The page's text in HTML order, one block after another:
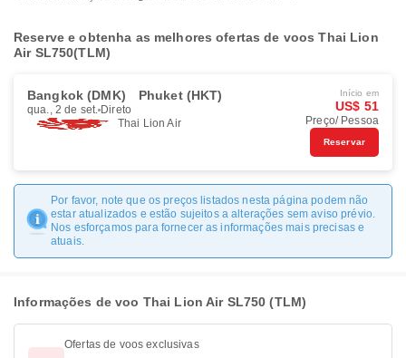
Reserve e obtenha as melhores ofertas de voos Thai Lion
Air SL750(TLM)
Bangkok (DMK) Phuket (HKT)
qua., 2 de set. Direto
Thai Lion Air
Início em
US$ 51
Preço/ Pessoa
Reservar
Por favor, note que os preços listados nesta página podem não
estar atualizados e estão sujeitos a alterações sem aviso prévio.
Nos esforçamos para fornecer as informações mais precisas e
atuais.
Informações de voo Thai Lion Air SL750 (TLM)
Ofertas de voos exclusivas